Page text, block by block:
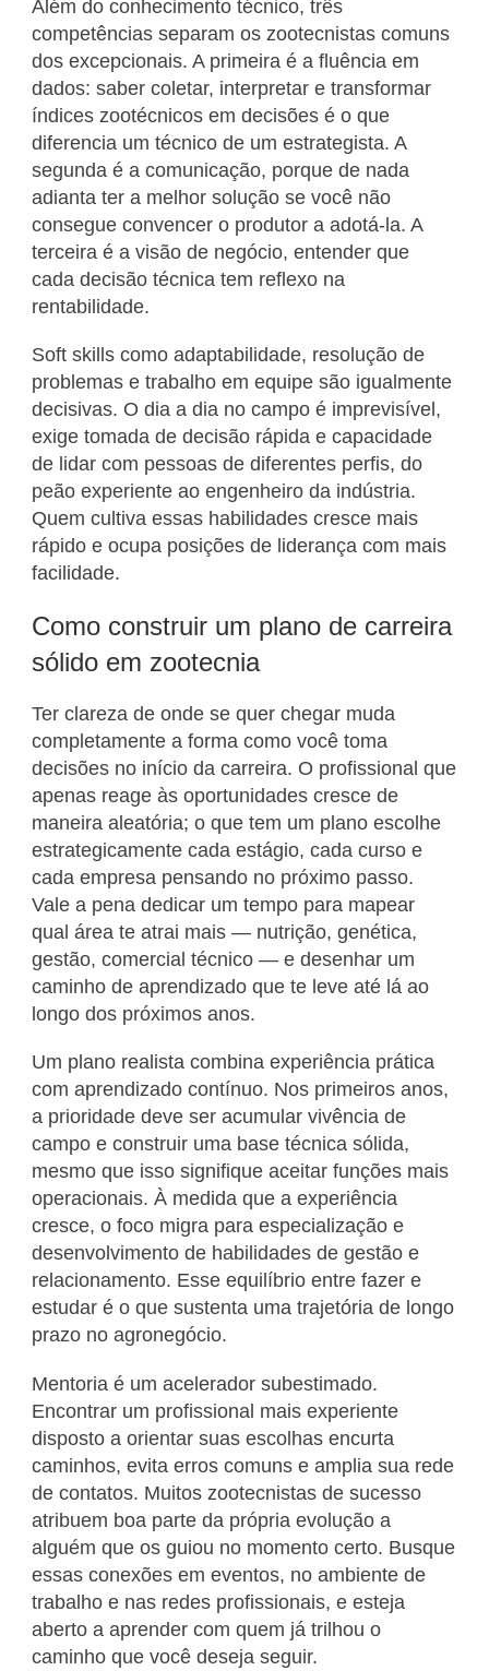
Além do conhecimento técnico, três
competências separam os zootecnistas comuns
dos excepcionais. A primeira é a fluência em
dados: saber coletar, interpretar e transformar
índices zootécnicos em decisões é o que
diferencia um técnico de um estrategista. A
segunda é a comunicação, porque de nada
adianta ter a melhor solução se você não
consegue convencer o produtor a adotá-la. A
terceira é a visão de negócio, entender que
cada decisão técnica tem reflexo na
rentabilidade.
Soft skills como adaptabilidade, resolução de
problemas e trabalho em equipe são igualmente
decisivas. O dia a dia no campo é imprevisível,
exige tomada de decisão rápida e capacidade
de lidar com pessoas de diferentes perfis, do
peão experiente ao engenheiro da indústria.
Quem cultiva essas habilidades cresce mais
rápido e ocupa posições de liderança com mais
facilidade.
Como construir um plano de carreira
sólido em zootecnia
Ter clareza de onde se quer chegar muda
completamente a forma como você toma
decisões no início da carreira. O profissional que
apenas reage às oportunidades cresce de
maneira aleatória; o que tem um plano escolhe
estrategicamente cada estágio, cada curso e
cada empresa pensando no próximo passo.
Vale a pena dedicar um tempo para mapear
qual área te atrai mais — nutrição, genética,
gestão, comercial técnico — e desenhar um
caminho de aprendizado que te leve até lá ao
longo dos próximos anos.
Um plano realista combina experiência prática
com aprendizado contínuo. Nos primeiros anos,
a prioridade deve ser acumular vivência de
campo e construir uma base técnica sólida,
mesmo que isso signifique aceitar funções mais
operacionais. À medida que a experiência
cresce, o foco migra para especialização e
desenvolvimento de habilidades de gestão e
relacionamento. Esse equilíbrio entre fazer e
estudar é o que sustenta uma trajetória de longo
prazo no agronegócio.
Mentoria é um acelerador subestimado.
Encontrar um profissional mais experiente
disposto a orientar suas escolhas encurta
caminhos, evita erros comuns e amplia sua rede
de contatos. Muitos zootecnistas de sucesso
atribuem boa parte da própria evolução a
alguém que os guiou no momento certo. Busque
essas conexões em eventos, no ambiente de
trabalho e nas redes profissionais, e esteja
aberto a aprender com quem já trilhou o
caminho que você deseja seguir.